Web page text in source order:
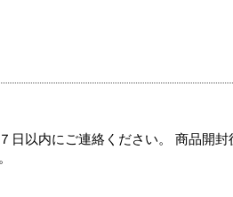
日以内にご連絡ください。 商品開